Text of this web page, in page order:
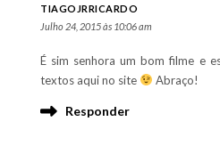
TIAGOJRRICARDO
Julho 24, 2015 às 10:06 am
É sim senhora um bom filme e
textos aqui no site
Abraço!
Responder